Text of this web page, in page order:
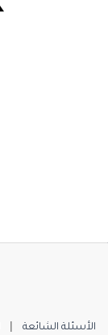
الأسئلة الشائعة